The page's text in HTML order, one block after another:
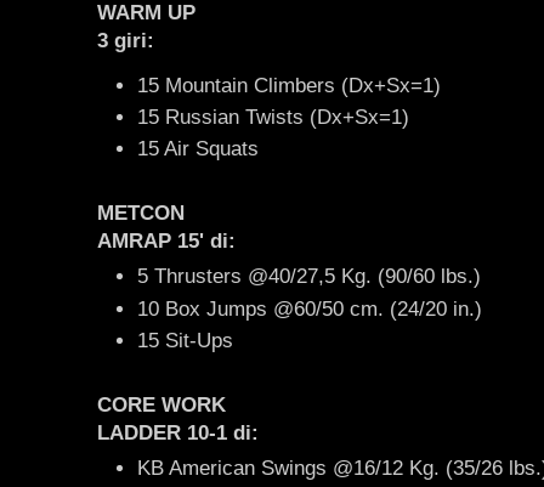
WARM UP
3 giri:
15 Mountain Climbers (Dx+Sx=1)
15 Russian Twists (Dx+Sx=1)
15 Air Squats
METCON
AMRAP 15' di:
5 Thrusters @40/27,5 Kg. (90/60 lbs.)
10 Box Jumps @60/50 cm. (24/20 in.)
15 Sit-Ups
CORE WORK
LADDER 10-1 di:
KB American Swings @16/12 Kg. (35/26